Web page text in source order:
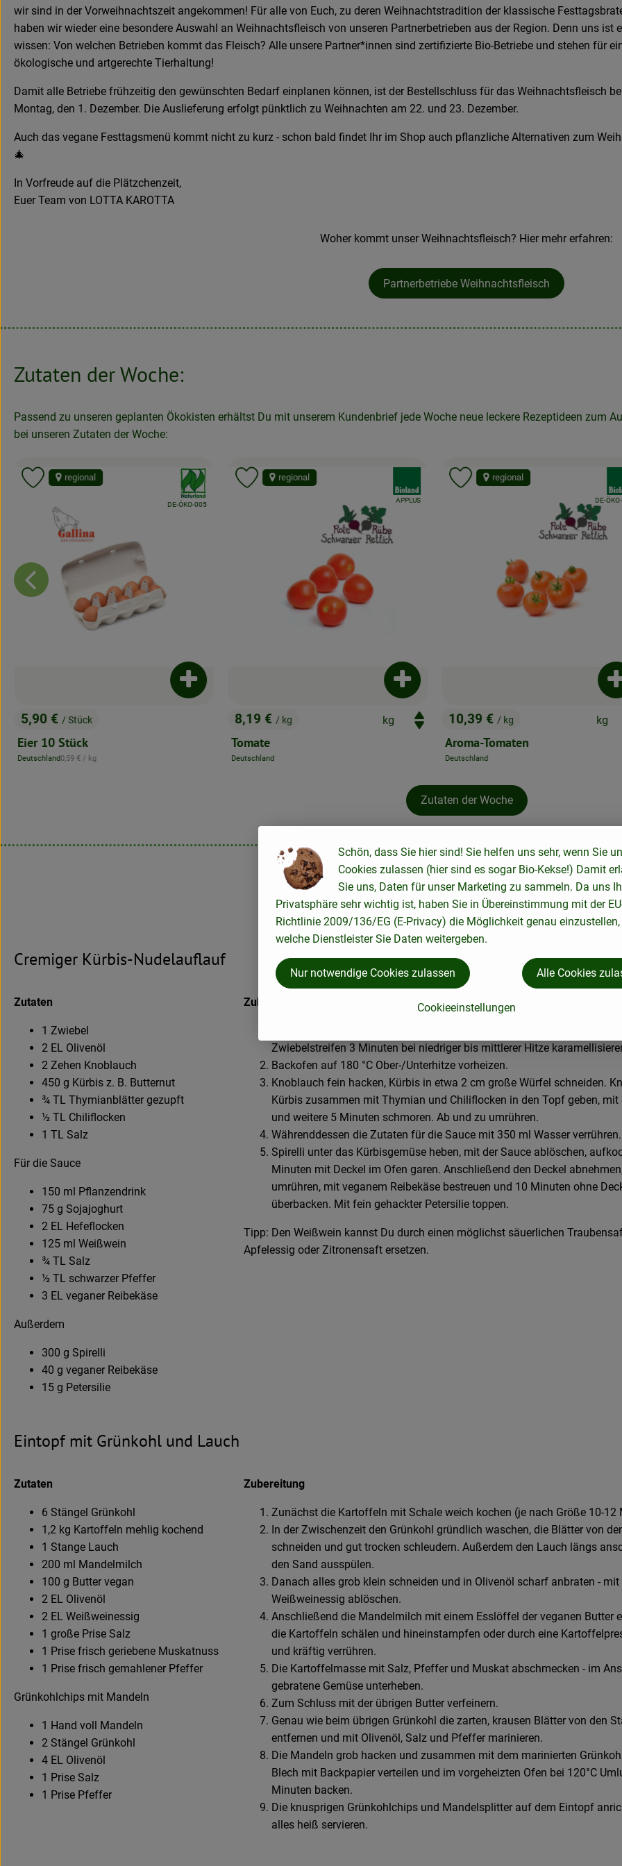
wir sind in der Vorweihnachtszeit angekommen! Für alle von Euch, zu deren Weihnachtstradition der klassische
haben wir wieder eine besondere Auswahl an Weihnachtsfleisch von unseren Partnerbetrieben aus der Region. Denn uns ist
wissen: Von welchen Betrieben kommt das Fleisch? Alle unsere Partner*innen sind zertifizierte Bio-Betriebe und stehen für
ökologische und artgerechte Tierhaltung!
Damit alle Betriebe frühzeitig den gewünschten Bedarf einplanen können, ist der Bestellschluss für das Weihnachtsfleisch
Montag, den 1. Dezember. Die Auslieferung erfolgt pünktlich zu Weihnachten am 22. und 23. Dezember.
Auch das vegane Festtagsmenü kommt nicht zu kurz - schon bald findet Ihr im Shop auch pflanzliche Alternativen zum
🎄
In Vorfreude auf die Plätzchenzeit,
Euer Team von LOTTA KAROTTA
Woher kommt unser Weihnachtsfleisch? Hier mehr erfahren:
Partnerbetriebe Weihnachtsfleisch
Zutaten der Woche:
Passend zu unseren geplanten Ökokisten erhältst Du mit unserem Kundenbrief jede Woche neue leckere Rezeptideen zum
bei unseren Zutaten der Woche:
, Preis:
8,19 € / kg
Tomate
, Herkunft:
Deutschland
Produkt zum Warenkorb hinzufügen
, Verband:
, Kontrollstelle:
APPLUS
regional
Produkt zu Favouriten hinzufügen
, Preis:
10,39 €/ kg
Aroma-Tomaten
, Herkunft:
Deutschland
Produkt zum Warenkorb hinzufügen
, Kontrollstelle:
DE-ÖKO-006
regional
Produkt zu Favouriten hinzufügen
, Preis:
3,59 €/ Stück
Cocktailtomaten ca.250g Schale
, Herkunft:
Deutschland, Referenzpreis:
3,59 €
,DE-
regional
Produkt zu Favouriten
Zutaten der Woche
Rezepte der Woche
Cremiger Kürbis-Nudelauflauf
Zutaten
1 Zwiebel
2 EL Olivenöl
2 Zehen Knoblauch
450 g Kürbis z. B. Butternut
¾ TL Thymianblätter gezupft
½ TL Chiliflocken
1 TL Salz
Für die Sauce
150 ml Pflanzendrink
75 g Sojajoghurt
2 EL Hefeflocken
125 ml Weißwein
¾ TL Salz
½ TL schwarzer Pfeffer
3 EL veganer Reibekäse
Außerdem
300 g Spirelli
40 g veganer Reibekäse
15 g Petersilie
Zubereitung
Zwiebel in feine Streifen schneiden, Öl in einen heißen, ofenfesten Topf
Zwiebelstreifen 3 Minuten bei niedriger bis mittlerer Hitze
Backofen auf 180 °C Ober-/Unterhitze vorheizen.
Knoblauch fein hacken, Kürbis in etwa 2 cm große Würfel schneiden.
Kürbis zusammen mit Thymian und Chiliflocken in den Topf geben, mit
und weitere 5 Minuten schmoren. Ab und zu umrühren.
Währenddessen die Zutaten für die Sauce mit 350 ml Wasser verrühren.
Spirelli unter das Kürbisgemüse heben, mit der Sauce ablöschen,
Minuten mit Deckel im Ofen garen. Anschließend den Deckel
umrühren, mit veganem Reibekäse bestreuen und 10 Minuten ohne
überbacken. Mit fein gehackter Petersilie toppen.
Tipp: Den Weißwein kannst Du durch einen möglichst säuerlichen
Apfelessig oder Zitronensaft ersetzen.
Eintopf mit Grünkohl und Lauch
Zutaten
6 Stängel Grünkohl
1,2 kg Kartoffeln mehlig kochend
1 Stange Lauch
200 ml Mandelmilch
100 g Butter vegan
2 EL Olivenöl
2 EL Weißweinessig
1 große Prise Salz
1 Prise frisch geriebene Muskatnuss
1 Prise frisch gemahlener Pfeffer
Grünkohlchips mit Mandeln
1 Hand voll Mandeln
2 Stängel Grünkohl
4 EL Olivenöl
1 Prise Salz
1 Prise Pfeffer
Zubereitung
Zunächst die Kartoffeln mit Schale weich kochen (je nach Größe 10-12
In der Zwischenzeit den Grünkohl gründlich waschen, die Blätter von
schneiden und gut trocken schleudern. Außerdem den Lauch längs
den Sand ausspülen.
Danach alles grob klein schneiden und in Olivenöl scharf anbraten - mit
Weißweinessig ablöschen.
Anschließend die Mandelmilch mit einem Esslöffel der veganen Butter
die Kartoffeln schälen und hineinstampfen oder durch eine
und kräftig verrühren.
Die Kartoffelmasse mit Salz, Pfeffer und Muskat abschmecken - im
gebratene Gemüse unterheben.
Zum Schluss mit der übrigen Butter verfeinern.
Genau wie beim übrigen Grünkohl die zarten, krausen Blätter von den
entfernen und mit Olivenöl, Salz und Pfeffer marinieren.
Die Mandeln grob hacken und zusammen mit dem marinierten
Blech mit Backpapier verteilen und im vorgeheizten Ofen bei 120°C
Minuten backen.
Die knusprigen Grünkohlchips und Mandelsplitter auf dem Eintopf
alles heiß servieren.
Schön, dass Sie hier sind! Sie helfen uns sehr, wenn Sie
Cookies zulassen (hier sind es sogar Bio-Kekse!) Damit
Sie uns, Daten für unser Marketing zu sammeln. Da uns
Privatsphäre sehr wichtig ist, haben Sie in Übereinstimmung mit der
Richtlinie 2009/136/EG (E-Privacy) die Möglichkeit genau einzustellen,
welche Dienstleister Sie Daten weitergeben.
Cookieeinstellungen
Nur notwendige Cookies zulassen Alle Cookies